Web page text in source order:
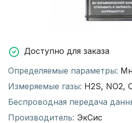
Доступно для заказа
Определяемые параметры:
Измеряемые газы: H2S, NO2,
Беспроводная передача
Производитель: ЭкСис